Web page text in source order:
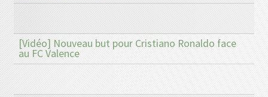
[Vidéo] Nouveau but pour Cristiano Ronaldo face
au FC Valence